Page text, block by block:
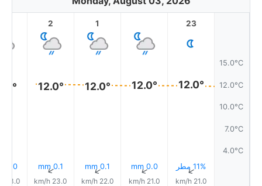
15.0°C
12.0°C
10.0°C
7.0°C
4.0°C
23
12.0°
11% مطر↑
21.0 km/h
12.0°
0.0 mm
↑
21.0 km/h
1
12.0°
0.1 mm
↑
22.0 km/h
2
12.0°
0.1 mm
↑
23.0 km/h
0.0 mm
23.0 km/h